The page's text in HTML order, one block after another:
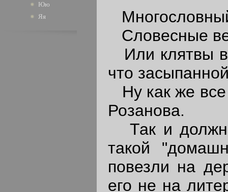
Юю
Яя
Словесные
Или клятвы
что
Ну как же
Розанова.
Так и
такой
повезли на
его не на